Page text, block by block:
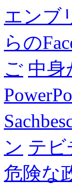
エンブ
らの
ご 中身
ン テビ
危険な